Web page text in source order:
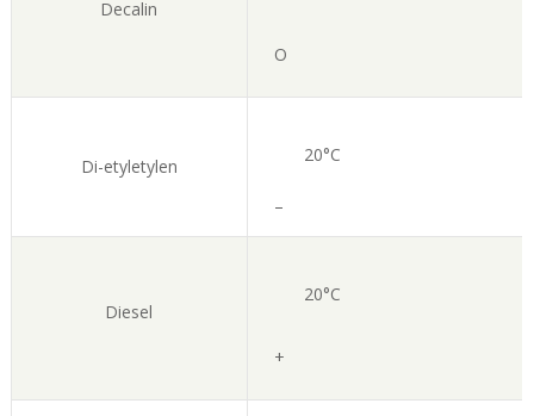
Decalin
O
Di-etyletylen
20°C
–
Diesel
20°C
+